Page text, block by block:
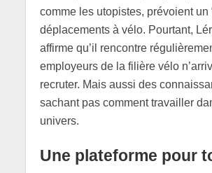
comme les utopistes, prévoient un
déplacements à vélo. Pourtant,
affirme qu’il rencontre
employeurs de la filière vélo
recruter. Mais aussi des
sachant pas comment travailler
univers.
Une plateforme pour